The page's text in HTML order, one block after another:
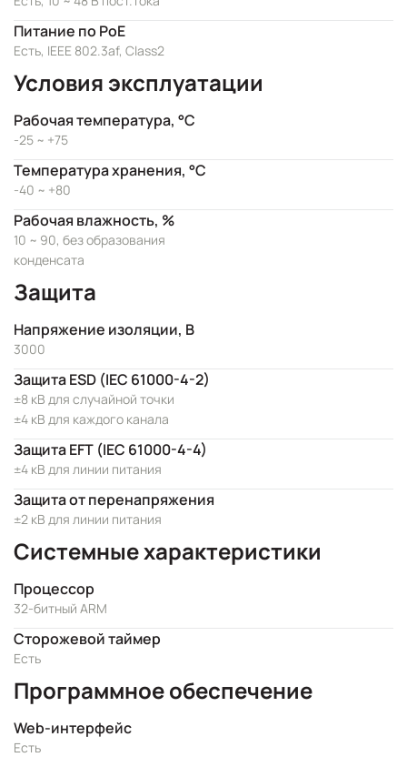
Питание по PoE
Есть, IEEE 802.3af, Class2
Условия эксплуатации
Рабочая температура, °C
-25 ~ +75
Температура хранения, °C
-40 ~ +80
Рабочая влажность, %
10 ~ 90, без образования
конденсата
Защита
Напряжение изоляции, В
3000
Защита ESD (IEC 61000-4-2)
±8 кВ для случайной точки
±4 кВ для каждого канала
Защита EFT (IEC 61000-4-4)
±4 кВ для линии питания
Защита от перенапряжения
±2 кВ для линии питания
Системные характеристики
Процессор
32-битный ARM
Сторожевой таймер
Есть
Программное обеспечение
Web-интерфейс
Есть